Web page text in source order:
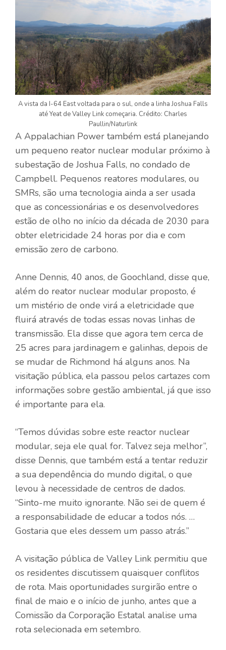
A vista da I-64 East voltada para o sul, onde a linha Joshua Falls
até Yeat de Valley Link começaria. Crédito: Charles
Paullin/Naturlink
A Appalachian Power também está planejando
um pequeno reator nuclear modular próximo à
subestação de Joshua Falls, no condado de
Campbell. Pequenos reatores modulares, ou
SMRs, são uma tecnologia ainda a ser usada
que as concessionárias e os desenvolvedores
estão de olho no início da década de 2030 para
obter eletricidade 24 horas por dia e com
emissão zero de carbono.
Anne Dennis, 40 anos, de Goochland, disse que,
além do reator nuclear modular proposto, é
um mistério de onde virá a eletricidade que
fluirá através de todas essas novas linhas de
transmissão. Ela disse que agora tem cerca de
25 acres para jardinagem e galinhas, depois de
se mudar de Richmond há alguns anos. Na
visitação pública, ela passou pelos cartazes com
informações sobre gestão ambiental, já que isso
é importante para ela.
“Temos dúvidas sobre este reactor nuclear
modular, seja ele qual for. Talvez seja melhor”,
disse Dennis, que também está a tentar reduzir
a sua dependência do mundo digital, o que
levou à necessidade de centros de dados.
“Sinto-me muito ignorante. Não sei de quem é
a responsabilidade de educar a todos nós. …
Gostaria que eles dessem um passo atrás.”
A visitação pública de Valley Link permitiu que
os residentes discutissem quaisquer conflitos
de rota. Mais oportunidades surgirão entre o
final de maio e o início de junho, antes que a
Comissão da Corporação Estatal analise uma
rota selecionada em setembro.